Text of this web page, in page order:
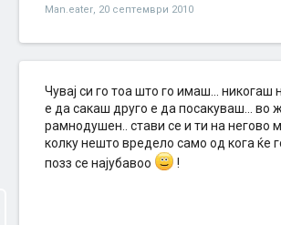
Наравоучение: Вреди да се проба,но само
Man.eater, 20 септември 2010
Чувај си го тоа што го имаш... никогаш
е да сакаш друго е да посакуваш... во
рамнодушен.. стави се и ти на негово
колку нешто вредело само од кога ќе
позз се најубавоо
!